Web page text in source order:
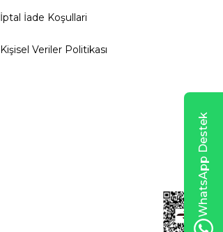
İptal İade Koşullari
Kişisel Veriler Politikası
WhatsApp Destek